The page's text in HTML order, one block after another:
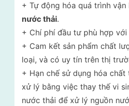
+ Tự động hóa quá trình vận
nước thải.
+ Chí phí đầu tư phù hợp
+ Cam kết sản phẩm chất
loại, và có uy tín trên thị
+ Hạn chế sử dụng hóa
xử lý bằng việc thay thế vi
nước thải để xử lý nguồn